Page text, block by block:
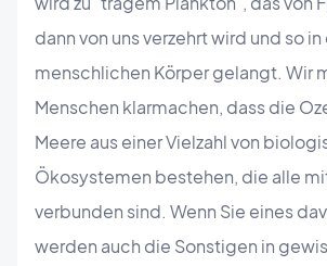
dann von uns verzehrt wird und so in
menschlichen Körper gelangt. Wir
Menschen klarmachen, dass die
Meere aus einer Vielzahl von
Ökosystemen bestehen, die alle
verbunden sind. Wenn Sie eines
werden auch die Sonstigen in